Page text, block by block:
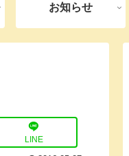
お知らせ
LINE